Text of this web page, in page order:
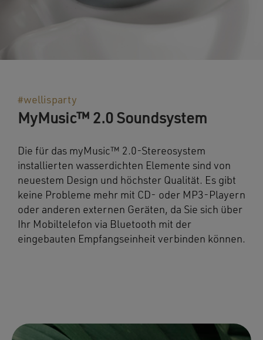
#wellisparty
MyMusic™ 2.0 Soundsystem
Die für das myMusic™ 2.0-Stereosystem
installierten wasserdichten Elemente sind von
neuestem Design und höchster Qualität. Es gibt
keine Probleme mehr mit CD- oder MP3-Playern
oder anderen externen Geräten, da Sie sich über
Ihr Mobiltelefon via Bluetooth mit der
eingebauten Empfangseinheit verbinden können.